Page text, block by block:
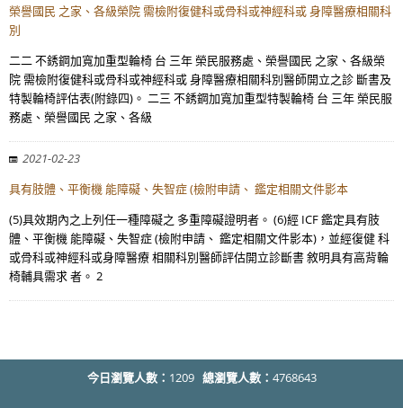
榮譽國民 之家、各級榮院 需檢附復健科或骨科或神經科或 身障醫療相關科
別
二二 不銹鋼加寬加重型輪椅 台 三年 榮民服務處、榮譽國民 之家、各級榮
院 需檢附復健科或骨科或神經科或 身障醫療相關科別醫師開立之診 斷書及
特製輪椅評估表(附錄四)。 二三 不銹鋼加寬加重型特製輪椅 台 三年 榮民服
務處、榮譽國民 之家、各級
2021-02-23
具有肢體、平衡機 能障礙、失智症 (檢附申請、 鑑定相關文件影本
(5)具效期內之上列任一種障礙之 多重障礙證明者。 (6)經 ICF 鑑定具有肢
體、平衡機 能障礙、失智症 (檢附申請、 鑑定相關文件影本)，並經復健 科
或骨科或神經科或身障醫療 相關科別醫師評估開立診斷書 敘明具有高背輪
椅輔具需求 者。 2
今日瀏覽人數： 1209 總瀏覽人數： 4768643